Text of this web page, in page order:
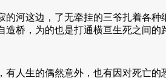
这边，了无牵挂的三爷扎着各种
造桥，为的也是打通横亘生死之间
生的偶然意外，也有因对死亡的